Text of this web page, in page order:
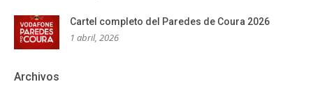
Cartel completo del Paredes de Coura 2026
1 abril, 2026
Archivos